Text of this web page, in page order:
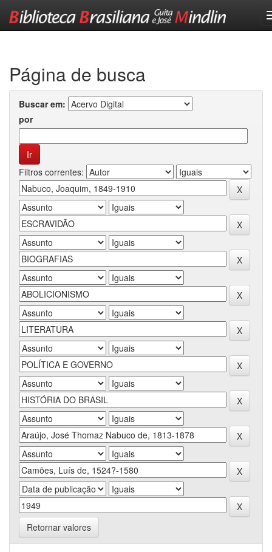
Página de busca
Buscar em:
por
Filtros correntes:
Retornar valores